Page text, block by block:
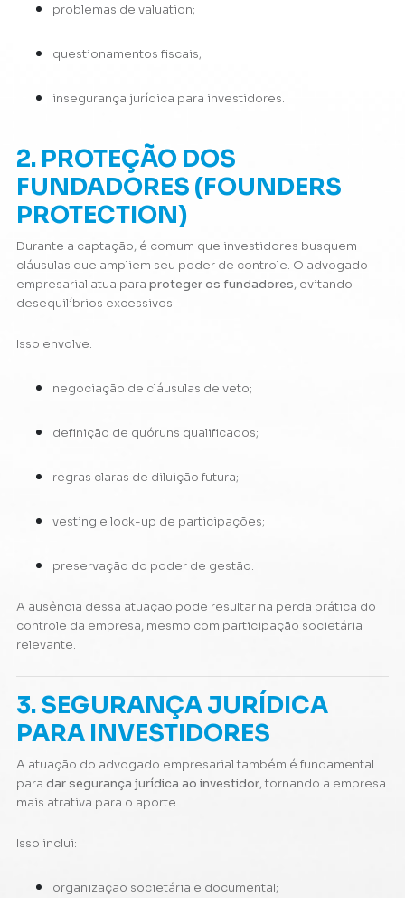
problemas de valuation;
questionamentos fiscais;
insegurança jurídica para investidores.
2. PROTEÇÃO DOS
FUNDADORES (FOUNDERS
PROTECTION)
Durante a captação, é comum que investidores busquem
cláusulas que ampliem seu poder de controle. O advogado
empresarial atua para proteger os fundadores, evitando
desequilíbrios excessivos.
Isso envolve:
negociação de cláusulas de veto;
definição de quóruns qualificados;
regras claras de diluição futura;
vesting e lock-up de participações;
preservação do poder de gestão.
A ausência dessa atuação pode resultar na perda prática do
controle da empresa, mesmo com participação societária
relevante.
3. SEGURANÇA JURÍDICA
PARA INVESTIDORES
A atuação do advogado empresarial também é fundamental
para dar segurança jurídica ao investidor, tornando a empresa
mais atrativa para o aporte.
Isso inclui:
organização societária e documental;